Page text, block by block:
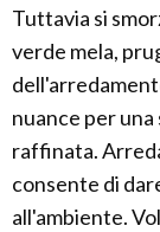
Tuttavia si
verde mela,
nuance per una
raffinata.
consente di
all'ambiente.